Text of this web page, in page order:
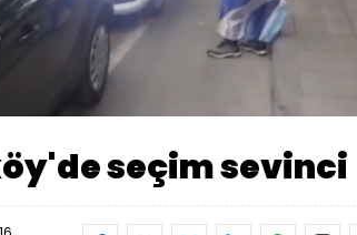
Hızı
seçim sevinci